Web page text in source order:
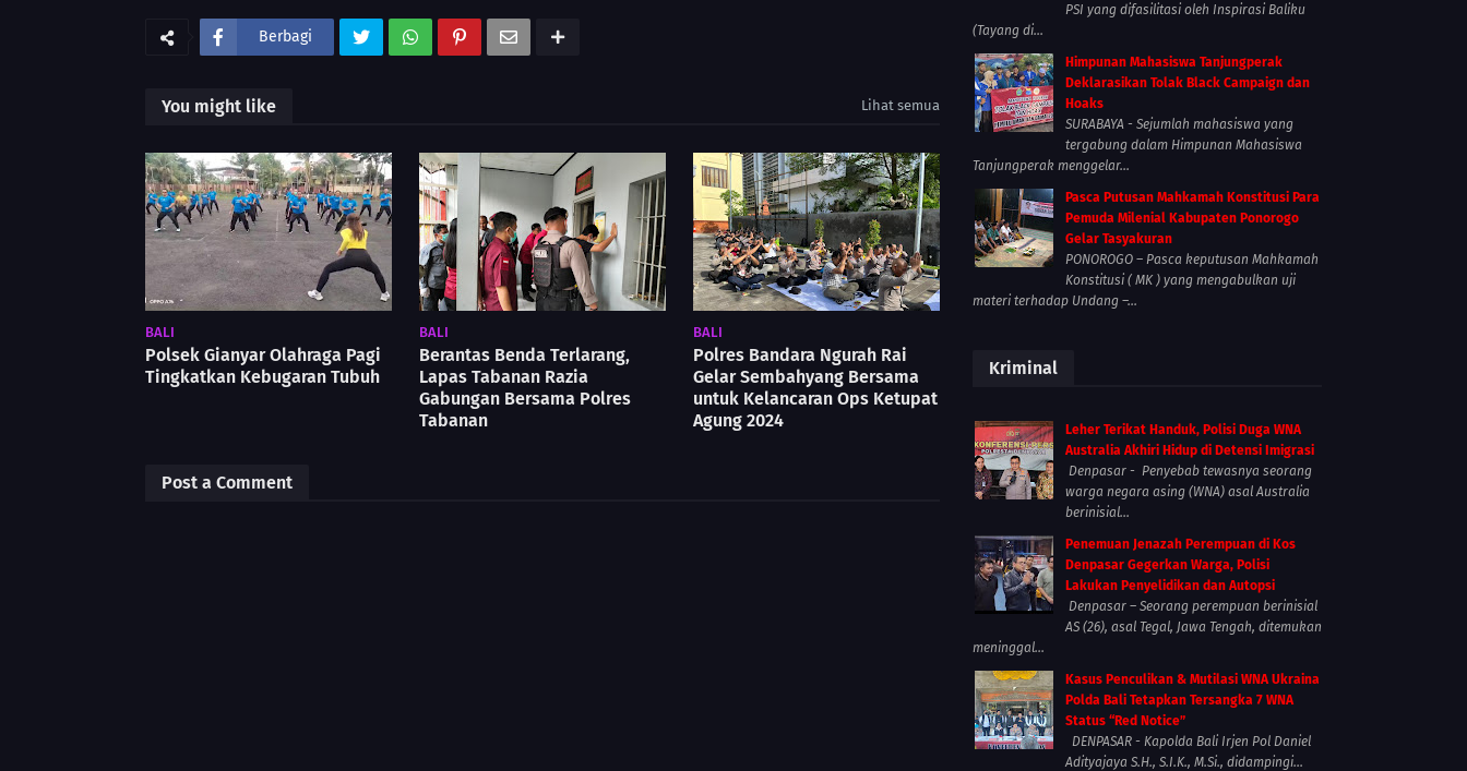
Berbagi
You might like Lihat semua
BALI
Polsek Gianyar Olahraga Pagi
Tingkatkan Kebugaran Tubuh
BALI
Berantas Benda Terlarang,
Lapas Tabanan Razia
Gabungan Bersama Polres
Tabanan
BALI
Polres Bandara Ngurah Rai
Gelar Sembahyang Bersama
untuk Kelancaran Ops Ketupat
Agung 2024
Post a Comment
PSI yang difasilitasi oleh Inspirasi Baliku
(Tayang di...
Himpunan Mahasiswa Tanjungperak
Deklarasikan Tolak Black Campaign dan
Hoaks
SURABAYA - Sejumlah mahasiswa yang
tergabung dalam Himpunan Mahasiswa
Tanjungperak menggelar...
Pasca Putusan Mahkamah Konstitusi Para
Pemuda Milenial Kabupaten Ponorogo
Gelar Tasyakuran
PONOROGO – Pasca keputusan Mahkamah
Konstitusi ( MK ) yang mengabulkan uji
materi terhadap Undang –...
Kriminal
Leher Terikat Handuk, Polisi Duga WNA
Australia Akhiri Hidup di Detensi Imigrasi
Denpasar - Penyebab tewasnya seorang
warga negara asing (WNA) asal Australia
berinisial...
Penemuan Jenazah Perempuan di Kos
Denpasar Gegerkan Warga, Polisi
Lakukan Penyelidikan dan Autopsi
Denpasar – Seorang perempuan berinisial
AS (26), asal Tegal, Jawa Tengah, ditemukan
meninggal...
Kasus Penculikan & Mutilasi WNA Ukraina
Polda Bali Tetapkan Tersangka 7 WNA
Status “Red Notice”
DENPASAR - Kapolda Bali Irjen Pol Daniel
Adityajaya S.H., S.I.K., M.Si., didampingi...